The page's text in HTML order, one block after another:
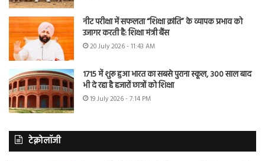
नीट परीक्षा में सफलता “शिक्षा क्रांति” के व्यापक प्रभाव को
उजागर करती है: शिक्षा मंत्री बैंस
20 July 2026 - 11:43 AM
1715 में शुरू हुआ भारत का सबसे पुराना स्कूल, 300 साल बाद
भी दे रहा है हजारों छात्रों को शिक्षा
19 July 2026 - 7:14 PM
टेक्नोलॉजी